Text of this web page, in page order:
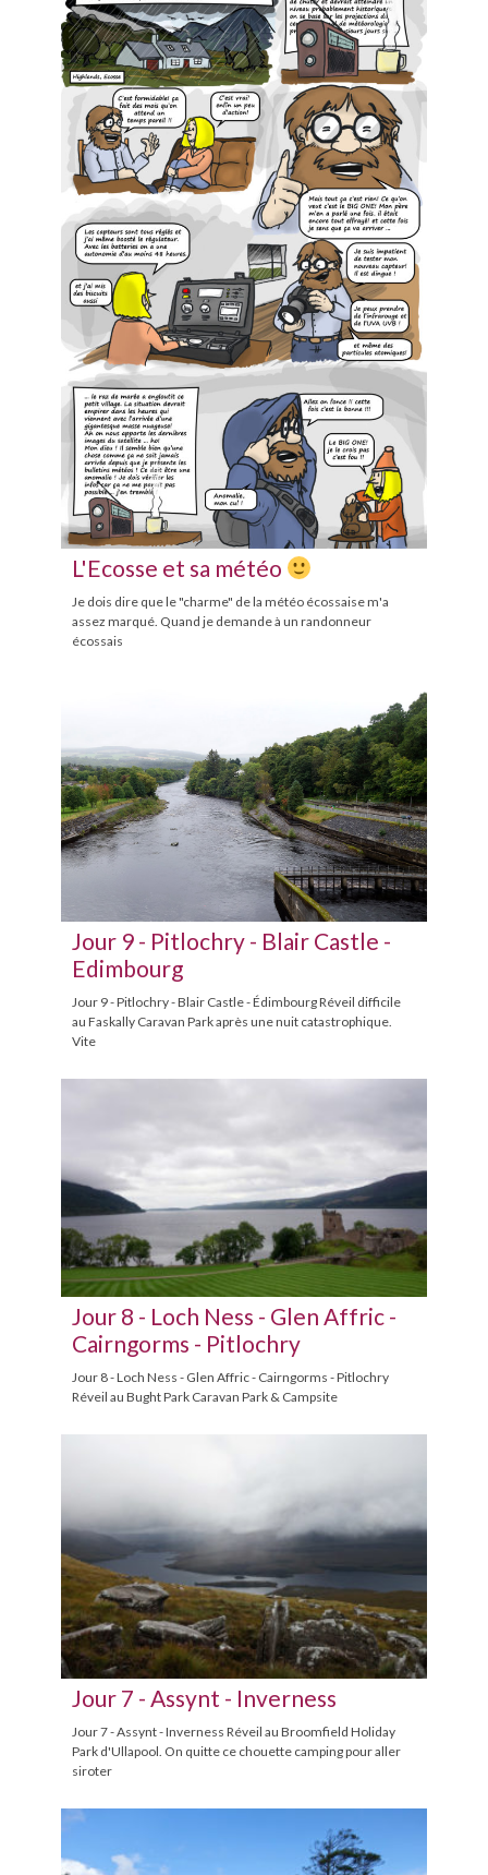
L'Ecosse et sa météo
Je dois dire que le "charme" de la météo écossaise m'a
assez marqué. Quand je demande à un randonneur
écossais
Jour 9 - Pitlochry - Blair Castle -
Edimbourg
Jour 9 - Pitlochry - Blair Castle - Édimbourg Réveil difficile
au Faskally Caravan Park après une nuit catastrophique.
Vite
Jour 8 - Loch Ness - Glen Affric -
Cairngorms - Pitlochry
Jour 8 - Loch Ness - Glen Affric - Cairngorms - Pitlochry
Réveil au Bught Park Caravan Park & Campsite
Jour 7 - Assynt - Inverness
Jour 7 - Assynt - Inverness Réveil au Broomfield Holiday
Park d'Ullapool. On quitte ce chouette camping pour aller
siroter